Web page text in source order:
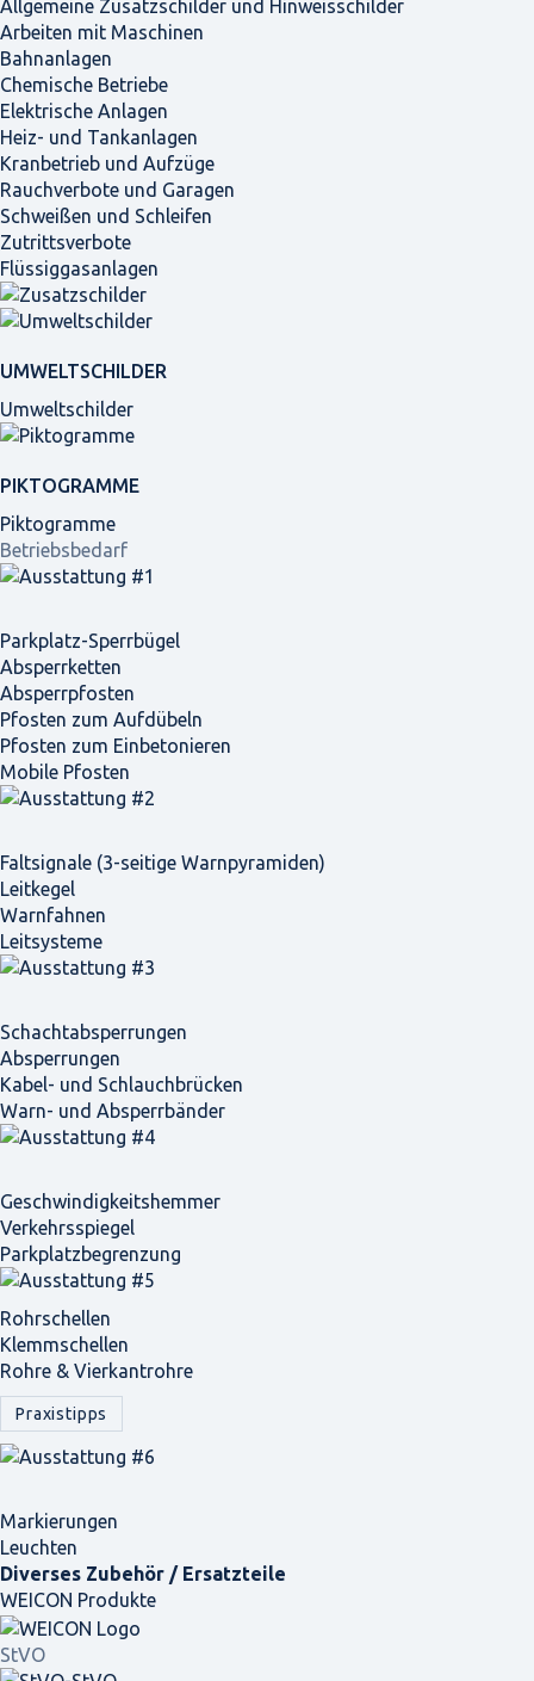
Allgemeine Zusatzschilder und Hinweisschilder
Arbeiten mit Maschinen
Bahnanlagen
Chemische Betriebe
Elektrische Anlagen
Heiz- und Tankanlagen
Kranbetrieb und Aufzüge
Rauchverbote und Garagen
Schweißen und Schleifen
Zutrittsverbote
Flüssiggasanlagen
UMWELTSCHILDER
Umweltschilder
PIKTOGRAMME
Piktogramme
Betriebsbedarf
Parkplatz-Sperrbügel
Absperrketten
Absperrpfosten
Pfosten zum Aufdübeln
Pfosten zum Einbetonieren
Mobile Pfosten
Faltsignale (3-seitige Warnpyramiden)
Leitkegel
Warnfahnen
Leitsysteme
Schacht­absperrungen
Absperrungen
Kabel- und Schlauchbrücken
Warn- und Absperrbänder
Geschwindigkeits­hemmer
Verkehrsspiegel
Parkplatz­begrenzung
Rohrschellen
Klemmschellen
Rohre & Vierkantrohre
Praxistipps
Markierungen
Leuchten
Diverses Zubehör / Ersatzteile
WEICON Produkte
StVO